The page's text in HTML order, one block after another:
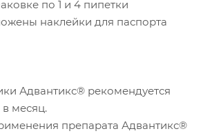
по 1 и 4 пипетки
наклейки для паспорта
Адвантикс® рекомендуется
в месяц.
препарата Адвантикс®